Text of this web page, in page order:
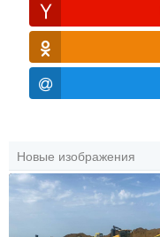
Новые изображения